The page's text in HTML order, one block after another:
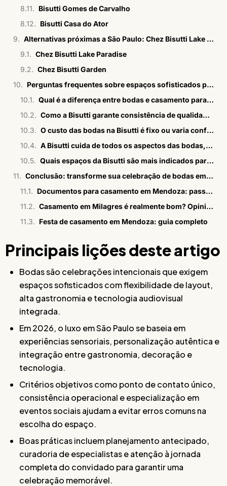
Bisutti Gomes de Carvalho
Bisutti Casa do Ator
Alternativas próximas a São Paulo: Chez Bisutti Lake Paradise e Chez Bisutti Garden
Chez Bisutti Lake Paradise
Chez Bisutti Garden
Perguntas frequentes sobre espaços sofisticados para bodas em São Paulo
Qual é a diferença entre bodas e casamento para fins de escolha do espaço?
Como a Bisutti garante consistência de qualidade em todas as etapas das bodas?
O custo das bodas na Bisutti é fixo ou varia conforme o evento?
A Bisutti cuida de todos os aspectos das bodas, incluindo assessoria e convites?
Quais espaços da Bisutti são mais indicados para bodas íntimas?
Conclusão: transforme sua celebração de bodas em um momento inesquecível
Documentos para casamento em Mendoza: passo a passo em 2026
Casamento em Milagres é realmente bom? Opiniões sinceras
Festa de casamento em Mendoza: guia completo
Principais lições deste artigo
Bodas são celebrações intencionais que exigem
espaços sofisticados com flexibilidade de layout,
alta gastronomia e tecnologia audiovisual
integrada.
Em 2026, o luxo em São Paulo se baseia em
experiências sensoriais, personalização autêntica e
integração entre gastronomia, decoração e
tecnologia.
Critérios objetivos como ponto de contato único,
consistência operacional e especialização em
eventos sociais ajudam a evitar erros comuns na
escolha do espaço.
Boas práticas incluem planejamento antecipado,
curadoria de especialistas e atenção à jornada
completa do convidado para garantir uma
celebração memorável.